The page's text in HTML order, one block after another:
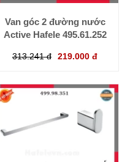
Van góc 2 đường nước
Active Hafele 495.61.252
313.241 đ 219.000 đ